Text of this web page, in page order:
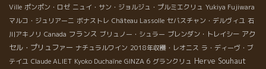
Ville ポンポン・ロゼ ニュイ・サン・ジョルジュ・プルミエクリュ Yukiya Fujiwara
マルコ・ジュリアーニ ボナストレ Château Lassolle セバスチャン・デルヴィユ 石
川アキノリ Canada フランス ブリュノー・シュラー ブレンダン・トレイシー アク
セル・プリュファー ナチュラルワイン 2018年収穫・レオニス ラ・ディーヴ・ブ
テイユ Claude ALIET Kyoko Duchaîne GINZA 6 グランクリュ Herve Souhaut